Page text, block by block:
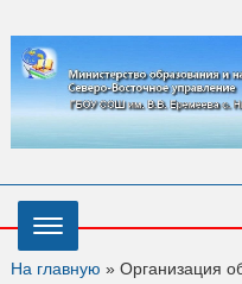
На главную » Организация